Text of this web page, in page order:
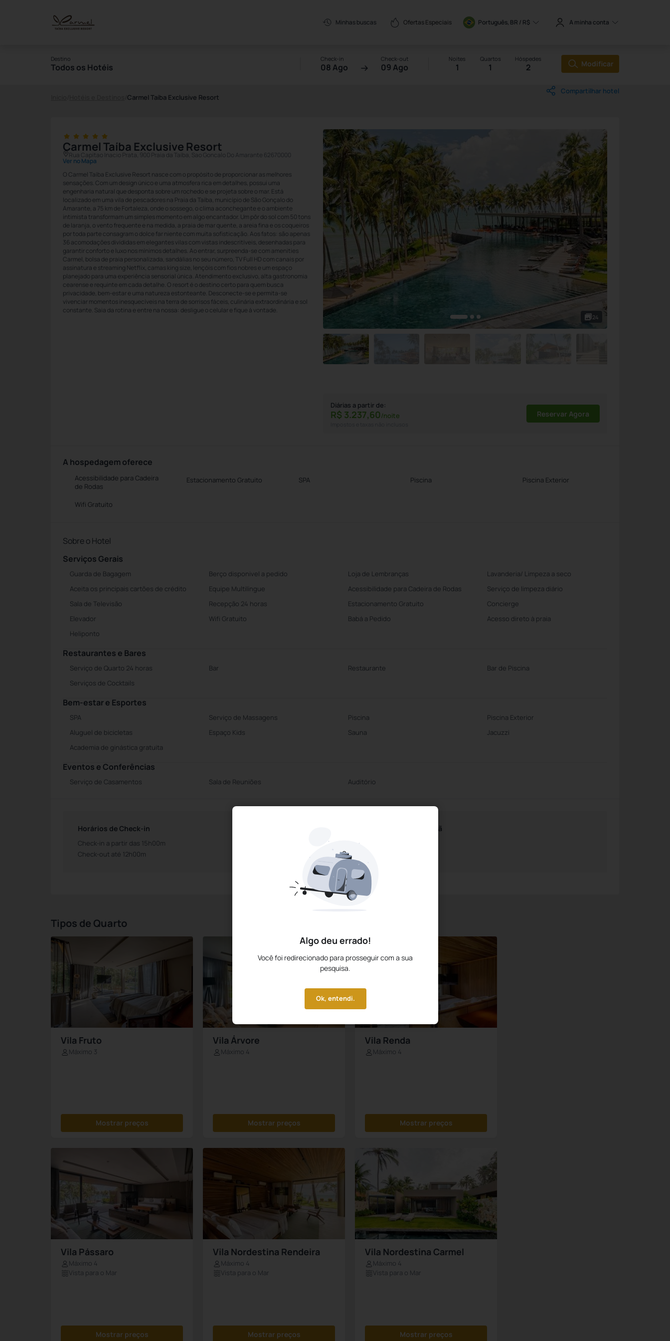
Minhas buscas Ofertas Especiais Português, BR / R$ A minha conta
Algo deu errado!
Você foi redirecionado para prosseguir com a sua
pesquisa.
Ok, entendi.
Destino
Todos os Hotéis
Check-in
08 Ago
Check-out
09 Ago
Noites
1
Quartos
1
Hóspedes
2 Modificar
Carmel Taíba Exclusive Resort
Compartilhar hotel
Carmel Taíba Exclusive Resort
Rua Capitao Inacio Prata, 900 Praia da Taíba, Sao Goncalo Do Amarante 62670000
Ver no Mapa
O Carmel Taíba Exclusive Resort nasce com o propósito de proporcionar as melhores
sensações. Com um design único e uma atmosfera rica em detalhes, possui uma
engenharia natural que desponta sobre um rochedo e se projeta sobre o mar. Está
localizado em uma vila de pescadores na Praia da Taíba, município de São Gonçalo do
Amarante, a 75 km de Fortaleza, onde o sossego, o clima aconchegante e o ambiente
intimista transformam um simples momento em algo encantador. Um pôr do sol com 50 tons
de laranja, o vento frequente e na medida, a praia de mar quente, a areia fina e os coqueiros
por toda parte consagram o dolce far niente com muita sofisticação. Aos fatos: são apenas
36 acomodações divididas em elegantes vilas com vistas indescritíveis, desenhadas para
garantir conforto e luxo nos mínimos detalhes. Ao entrar, surpreenda-se com amenities
Carmel, bolsa de praia personalizada, sandálias no seu número, TV Full HD com canais por
assinatura e streaming Netflix, camas king size, lençóis com fios nobres e um espaço
planejado para uma experiência sensorial única. Atendimento exclusivo, alta gastronomia
cearense e requinte em cada detalhe. O resort é o destino certo para quem busca
privacidade, bem-estar e uma natureza estonteante. Desconecte-se e permita-se
vivenciar momentos inesquecíveis na terra de sorrisos fáceis, culinária extraordinária e sol
constante. Saia da rotina e entre na nossa: desligue o celular e fique à vontade.
24
Diárias a partir de:
R$ 3.237,60/noite Reservar Agora
A hospedagem oferece
Acessibilidade para Cadeira
de Rodas
Estacionamento Gratuito SPA Piscina Piscina Exterior
Wifi Gratuito
Sobre o Hotel
Serviços Gerais
Guarda de Bagagem Berço disponivel a pedido Loja de Lembranças
Lavanderia/ Limpeza a seco
Aceita os principais cartões de crédito
Equipe Multilíngue Acessibilidade para Cadeira de Rodas
Serviço de limpeza diário
Sala de Televisão
Recepção 24 horas Estacionamento Gratuito
Concierge
Elevador
Wifi Gratuito Babá a Pedido
Acesso direto à praia
Heliponto
Restaurantes e Bares
Serviço de Quarto 24 horas Bar Restaurante
Bar de Piscina
Serviços de Cocktails
Bem-estar e Esportes
SPA Serviço de Massagens Piscina
Piscina Exterior
Aluguel de bicicletas
Espaço Kids Sauna
Jacuzzi
Academia de ginástica gratuita
Eventos e Conferências
Serviço de Casamentos Sala de Reuniões Auditório
Horários de Check-in
Check-in a partir das 15h00m
Check-out até 12h00m
Horários do Café da Manhã
A partir das 7h00m
Até às 11h00m
Tipos de Quarto
Vila Fruto
Máximo 3
Mostrar preços
Vila Árvore
Máximo 4
Mostrar preços
Vila Renda
Máximo 4
Mostrar preços
Vila Pássaro
Máximo 4
Vista para o Mar
Mostrar preços
Vila Nordestina Rendeira
Máximo 4
Vista para o Mar
Mostrar preços
Vila Nordestina Carmel
Máximo 4
Vista para o Mar
Mostrar preços